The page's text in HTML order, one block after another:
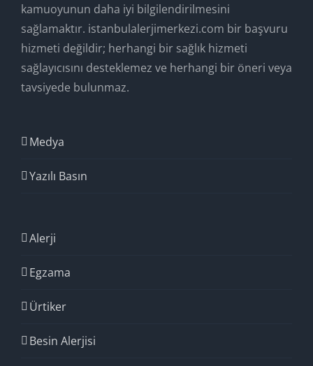
kamuoyunun daha iyi bilgilendirilmesini
sağlamaktır. istanbulalerjimerkezi.com bir başvuru
hizmeti değildir; herhangi bir sağlık hizmeti
sağlayıcısını desteklemez ve herhangi bir öneri veya
tavsiyede bulunmaz.
Medya
Yazılı Basın
Alerji
Egzama
Ürtiker
Besin Alerjisi